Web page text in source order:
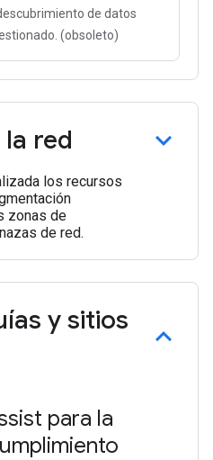
de datos
(obsoleto)
red
los recursos
zonas de
de red.
y sitios
para la